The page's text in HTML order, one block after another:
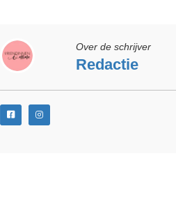
Over de schrijver
Redactie